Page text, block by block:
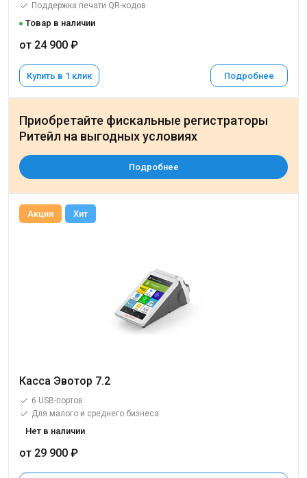
Поддержка печати QR-кодов
Товар в наличии
от 24 900 ₽
Купить в 1 клик Подробнее
Акция Хит
Касса Эвотор 7.2
6 USB-портов
Для малого и среднего бизнеса
Нет в наличии
от 29 900 ₽
Приобретайте фискальные регистраторы
Ритейл на выгодных условиях
Подробнее